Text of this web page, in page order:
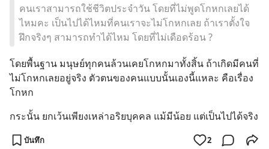
คนเราสามารถใช้ชีวิตประจำวัน โดยที่ไม่พูดโกหกเลยได้
ไหมคะ เป็นไปได้ไหมที่คนเราจะไม่โกหกเลย ถ้าเราตั้งใจ
ฝึกจริงๆ สามารถทำได้ไหม โดยที่ไม่เดือดร้อน ?
โดยพื้นฐาน มนุษย์ทุกคนล้วนเคยโกหกมาทั้งสิ้น ถ้าเกิดมีคนที่
ไม่โกหกเลยอยู่จริง ตัวตนของคนแบบนั้นเองนี้แหละ คือเรื่อง
โกหก
กระนั้น ยกเว้นเพียงเหล่าอริยบุคคล แม้มีน้อย แต่เป็นไปได้จริง
บันทึก 2